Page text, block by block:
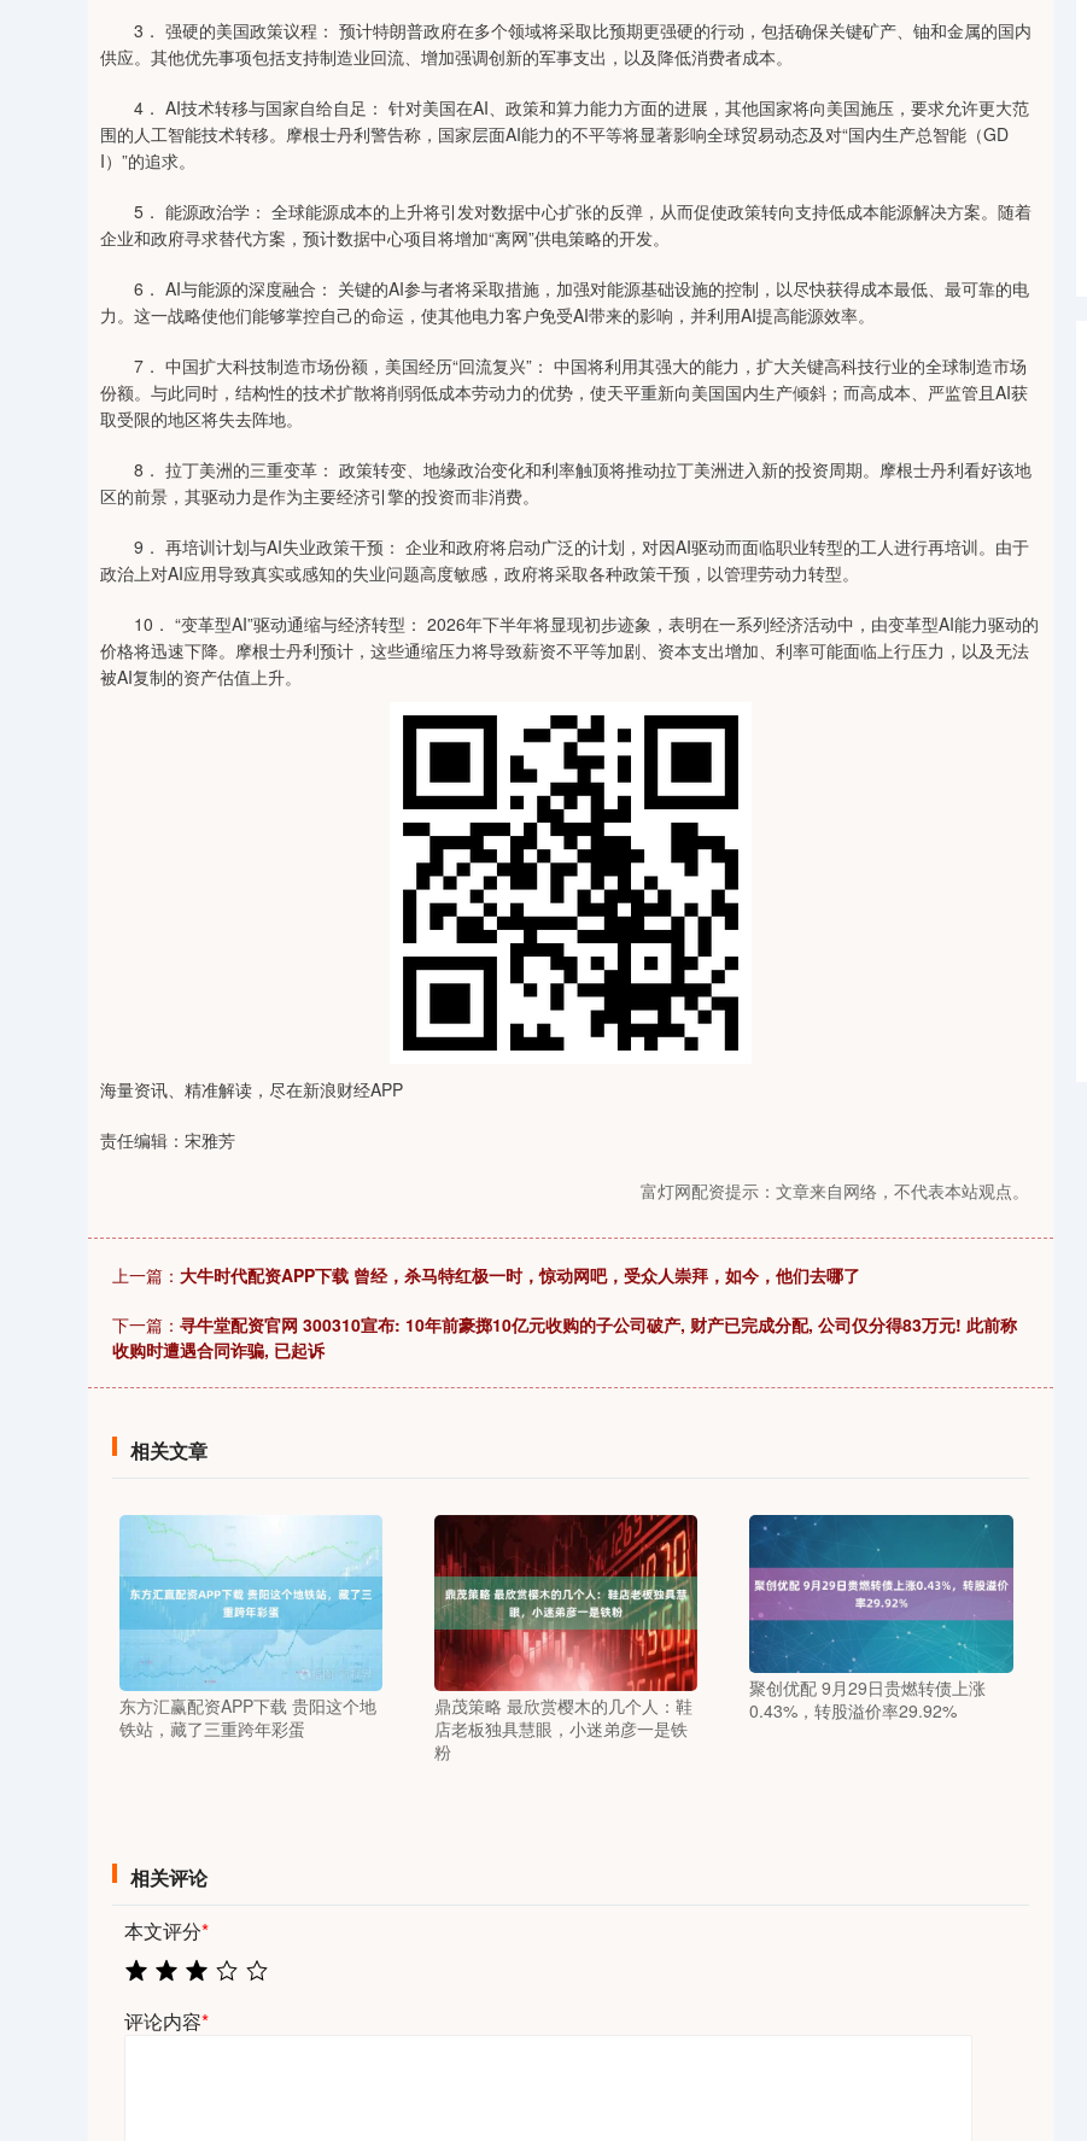
3． 强硬的美国政策议程： 预计特朗普政府在多个领域将采取比预期更强硬的行动，包括确保关键矿产、铀和金属的国内
供应。其他优先事项包括支持制造业回流、增加强调创新的军事支出，以及降低消费者成本。
4． AI技术转移与国家自给自足： 针对美国在AI、政策和算力能力方面的进展，其他国家将向美国施压，要求允许更大范
围的人工智能技术转移。摩根士丹利警告称，国家层面AI能力的不平等将显著影响全球贸易动态及对“国内生产总智能（GD
I）”的追求。
5． 能源政治学： 全球能源成本的上升将引发对数据中心扩张的反弹，从而促使政策转向支持低成本能源解决方案。随着
企业和政府寻求替代方案，预计数据中心项目将增加“离网”供电策略的开发。
6． AI与能源的深度融合： 关键的AI参与者将采取措施，加强对能源基础设施的控制，以尽快获得成本最低、最可靠的电
力。这一战略使他们能够掌控自己的命运，使其他电力客户免受AI带来的影响，并利用AI提高能源效率。
7． 中国扩大科技制造市场份额，美国经历“回流复兴”： 中国将利用其强大的能力，扩大关键高科技行业的全球制造市场
份额。与此同时，结构性的技术扩散将削弱低成本劳动力的优势，使天平重新向美国国内生产倾斜；而高成本、严监管且AI获
取受限的地区将失去阵地。
8． 拉丁美洲的三重变革： 政策转变、地缘政治变化和利率触顶将推动拉丁美洲进入新的投资周期。摩根士丹利看好该地
区的前景，其驱动力是作为主要经济引擎的投资而非消费。
9． 再培训计划与AI失业政策干预： 企业和政府将启动广泛的计划，对因AI驱动而面临职业转型的工人进行再培训。由于
政治上对AI应用导致真实或感知的失业问题高度敏感，政府将采取各种政策干预，以管理劳动力转型。
10． “变革型AI”驱动通缩与经济转型： 2026年下半年将显现初步迹象，表明在一系列经济活动中，由变革型AI能力驱动的
价格将迅速下降。摩根士丹利预计，这些通缩压力将导致薪资不平等加剧、资本支出增加、利率可能面临上行压力，以及无法
被AI复制的资产估值上升。
海量资讯、精准解读，尽在新浪财经APP
责任编辑：宋雅芳
富灯网配资提示：文章来自网络，不代表本站观点。
上一篇： 大牛时代配资APP下载 曾经，杀马特红极一时，惊动网吧，受众人崇拜，如今，他们去哪了
下一篇： 寻牛堂配资官网 300310宣布: 10年前豪掷10亿元收购的子公司破产, 财产已完成分配, 公司仅分得83万元! 此前称
收购时遭遇合同诈骗, 已起诉
相关文章
东方汇赢配资APP下载 贵阳这个地
铁站，藏了三重跨年彩蛋
鼎茂策略 最欣赏樱木的几个人：鞋
店老板独具慧眼，小迷弟彦一是铁
粉
聚创优配 9月29日贵燃转债上涨
0.43%，转股溢价率29.92%
相关评论
本文评分*
评论内容*